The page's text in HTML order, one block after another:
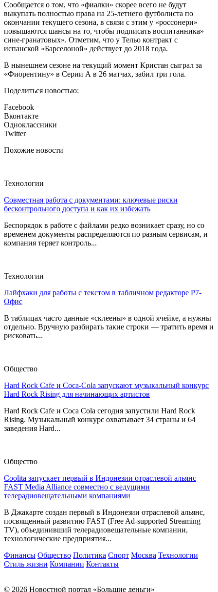
Сообщается о том, что «фиалки» скорее всего не будут
выкупать полностью права на 25-летнего футболиста по
окончании текущего сезона, в связи с этим у «россонери»
повышаются шансы на то, чтобы подписать воспитанника»
сине-гранатовых». Отметим, что у Тельо контракт с
испанской «Барселоной» действует до 2018 года.
В нынешнем сезоне на текущий момент Кристан сыграл за
«Фиорентину» в Серии А в 26 матчах, забил три гола.
Поделиться новостью:
Facebook
Вконтакте
Одноклассники
Twitter
Похожие новости
Технологии
Совместная работа с документами: ключевые риски
бесконтрольного доступа и как их избежать
Беспорядок в работе с файлами редко возникает сразу, но со
временем документы распределяются по разным сервисам, и
компания теряет контроль...
Технологии
Лайфхаки для работы с текстом в табличном редакторе Р7-
Офис
В таблицах часто данные «склеены» в одной ячейке, а нужны
отдельно. Вручную разбирать такие строки — тратить время и
рисковать...
Общество
Hard Rock Cafe и Coca-Cola запускают музыкальный конкурс
Hard Rock Rising для начинающих артистов
Hard Rock Cafe и Coca Cola сегодня запустили Hard Rock
Rising. Музыкальный конкурс охватывает 34 страны и 64
заведения Hard...
Общество
Coolita запускает первый в Индонезии отраслевой альянс
FAST Media Alliance совместно с ведущими
телерадиовещательными компаниями
В Джакарте создан первый в Индонезии отраслевой альянс,
посвященный развитию FAST (Free Ad-supported Streaming
TV), объединивший телерадиовещательные компании,
технологические предприятия...
Финансы Общество Политика Спорт Москва Технологии
Стиль жизни Компании Контакты
© 2026 Новостной портал «Большие деньги»